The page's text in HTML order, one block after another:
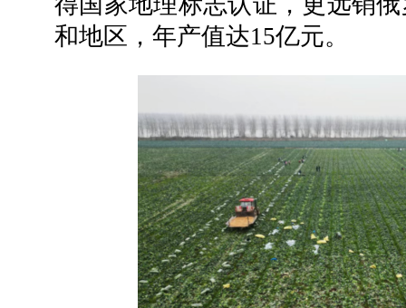
和地区，年产值达15亿元。